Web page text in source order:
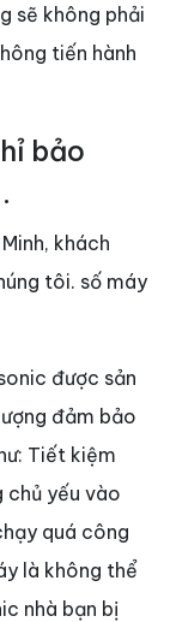
sẽ không phải
tiến hành
bảo
khách
tôi. số máy
được sản
đảm bảo
Tiết kiệm
chủ yếu vào
quá công
là không thể
nhà bạn bị